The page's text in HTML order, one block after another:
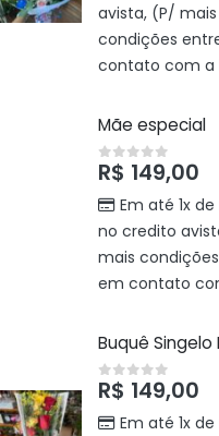
avista, (P/ mais
condições
contato com a
Mãe especial
0out of 5
R$ 149,00
Em até 1x de
no credito
mais
em contato
Buquê Singelo
0out of 5
R$ 149,00
Em até 1x de